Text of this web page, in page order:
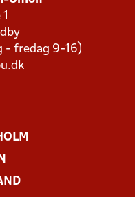
- fredag 9-16)